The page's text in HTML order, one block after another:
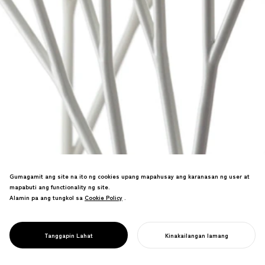
PROJECT
ARBORISMO
fractal algorithms. Ipinakita sa Haneda
SIMULAN ANG INYONG PROYEKTO
Gumagamit ang site na ito ng cookies upang mapahusay ang karanasan ng user at
mapabuti ang functionality ng site.
Alamin pa ang tungkol sa Cookie Policy
Cookie Policy .
Tanggapin Lahat Kinakailangan lamang